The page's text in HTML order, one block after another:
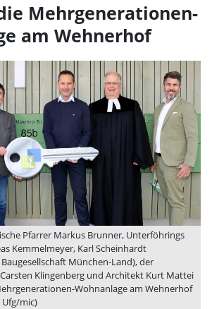
Mehrgenerationen-
am Wehnerhof
Pfarrer Markus Brunner, Unterföhrings
Kemmelmeyer, Karl Scheinhardt
München-Land), der
Klingenberg und Architekt Kurt Mattei
Wohnanlage am Wehnerhof
Ufg/mic)